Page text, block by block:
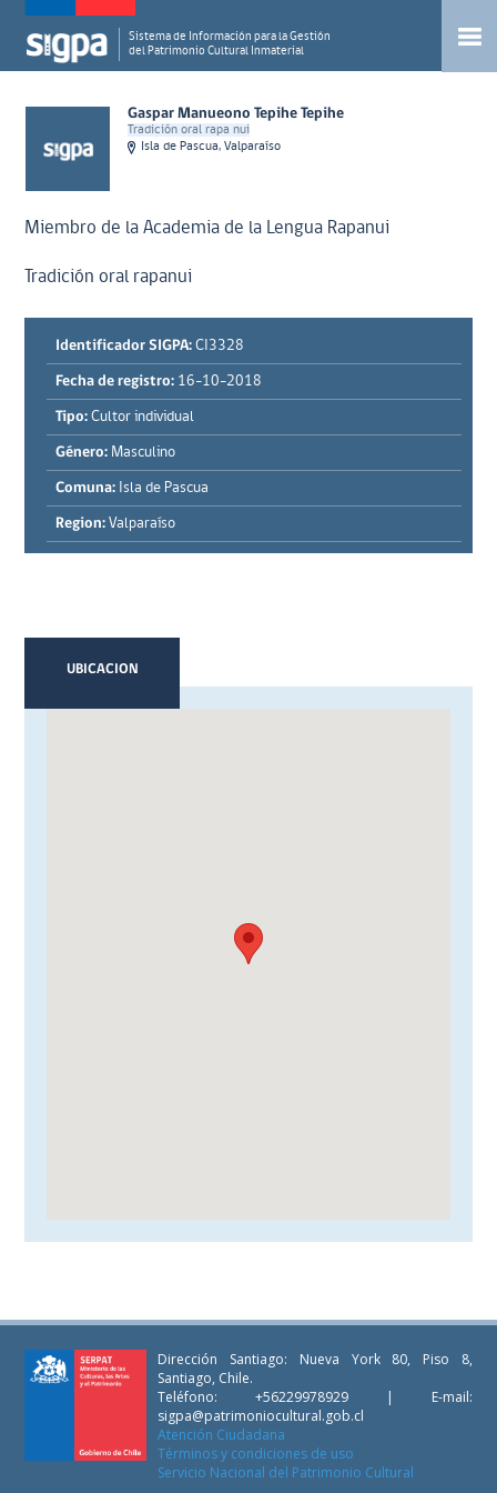
Sistema de Información para la Gestión
del Patrimonio Cultural Inmaterial
Gaspar Manueono Tepihe Tepihe
Tradición oral rapa nui
Isla de Pascua, Valparaíso
Miembro de la Academia de la Lengua Rapanui
Tradición oral rapanui
Identificador SIGPA: CI3328
Fecha de registro: 16-10-2018
Tipo: Cultor individual
Género: Masculino
Comuna: Isla de Pascua
Region: Valparaíso
UBICACION
Dirección Santiago: Nueva York 80, Piso 8,
Santiago, Chile.
Teléfono: +56229978929 | E-mail:
sigpa@patrimoniocultural.gob.cl
Atención Ciudadana
Términos y condiciones de uso
Servicio Nacional del Patrimonio Cultural